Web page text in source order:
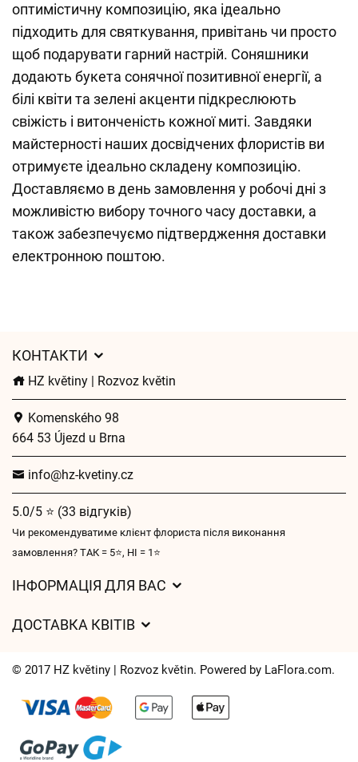
оптимістичну композицію, яка ідеально
підходить для святкування, привітань чи просто
щоб подарувати гарний настрій. Соняшники
додають букета сонячної позитивної енергії, а
білі квіти та зелені акценти підкреслюють
свіжість і витонченість кожної миті. Завдяки
майстерності наших досвідчених флористів ви
отримуєте ідеально складену композицію.
Доставляємо в день замовлення у робочі дні з
можливістю вибору точного часу доставки, а
також забезпечуємо підтвердження доставки
електронною поштою.
КОНТАКТИ
HZ květiny | Rozvoz květin
Komenského 98
664 53 Újezd u Brna
info@hz-kvetiny.cz
5.0/5 ⭐ (33 відгуків)
Чи рекомендуватиме клієнт флориста після виконання
замовлення? ТАК = 5⭐, НІ = 1⭐
ІНФОРМАЦІЯ ДЛЯ ВАС
Захист персональних даних
Час доставки квітів – огляд можливостей
ДОСТАВКА КВІТІВ
Куди ми доставляємо квіти
Файли cookie
© 2017 HZ květiny | Rozvoz květin. Powered by LaFlora.com.